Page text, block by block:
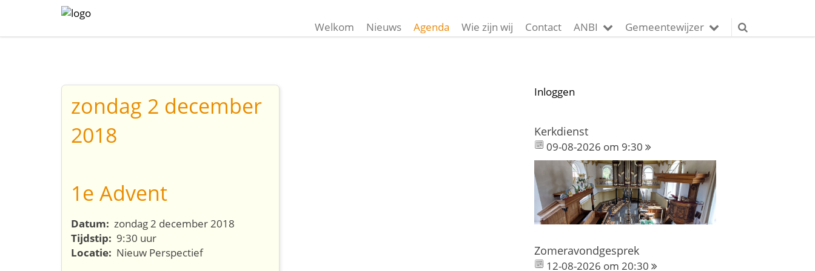
Welkom Nieuws Agenda Wie zijn wij Contact ANBI Gemeentewijzer
zondag 2 december
2018
1e Advent
Datum: zondag 2 december 2018
Tijdstip: 9:30 uur
Locatie: Nieuw Perspectief
Inloggen
Kerkdienst
09-08-2026 om 9:30
Zomeravondgesprek
12-08-2026 om 20:30